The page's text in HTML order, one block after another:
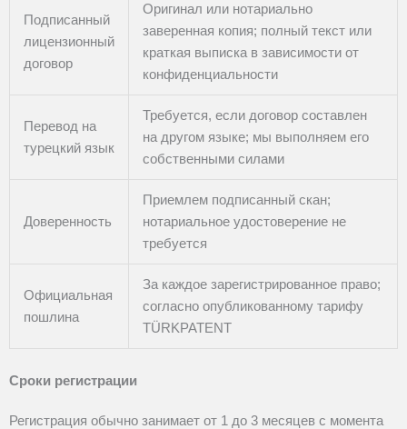
Подписанный
лицензионный
договор
Оригинал или нотариально
заверенная копия; полный текст или
краткая выписка в зависимости от
конфиденциальности
Перевод на
турецкий язык
Требуется, если договор составлен
на другом языке; мы выполняем его
собственными силами
Доверенность
Приемлем подписанный скан;
нотариальное удостоверение не
требуется
Официальная
пошлина
За каждое зарегистрированное право;
согласно опубликованному тарифу
TÜRKPATENT
Сроки регистрации
Регистрация обычно занимает от 1 до 3 месяцев с момента